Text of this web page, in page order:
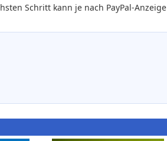
Schritt kann je nach PayPal-Anzeige